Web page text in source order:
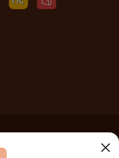
ทั้งสิ้น ดังนั้นผู้อ่านทุกท่านโปรดใช้